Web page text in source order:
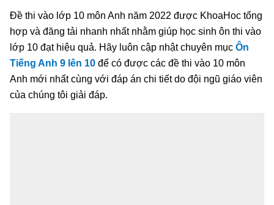
Đề thi vào lớp 10 môn Anh năm 2022 được KhoaHoc tổng
hợp và đăng tải nhanh nhất nhằm giúp học sinh ôn thi vào
lớp 10 đạt hiệu quả. Hãy luôn cập nhật chuyên mục Ôn
Tiếng Anh 9 lên 10 để có được các đề thi vào 10 môn
Anh mới nhất cùng với đáp án chi tiết do đội ngũ giáo viên
của chúng tôi giải đáp.